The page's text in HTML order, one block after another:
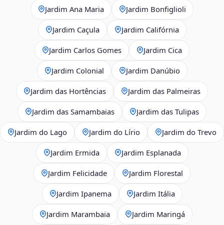
Jardim Ana Maria Jardim Bonfiglioli
Jardim Caçula Jardim Califórnia
Jardim Carlos Gomes Jardim Cica
Jardim Colonial Jardim Danúbio
Jardim das Hortências Jardim das Palmeiras
Jardim das Samambaias Jardim das Tulipas
Jardim do Lago Jardim do Lírio Jardim do Trevo
Jardim Ermida Jardim Esplanada
Jardim Felicidade Jardim Florestal
Jardim Ipanema Jardim Itália
Jardim Marambaia Jardim Maringá